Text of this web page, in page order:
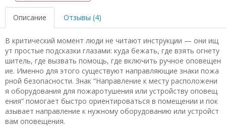
Описание Отзывы (4)
В критический момент люди не читают инструкции — они ищ
ут простые подсказки глазами: куда бежать, где взять огнету
шитель, где вызвать помощь, где включить ручное оповещен
ие. Именно для этого существуют направляющие знаки пожа
рной безопасности. Знак “Направление к месту расположени
я оборудования для пожаротушения или устройству оповещ
ения” помогает быстро ориентироваться в помещении и пок
азывает направление к нужному оборудованию или устройст
вам оповещения.